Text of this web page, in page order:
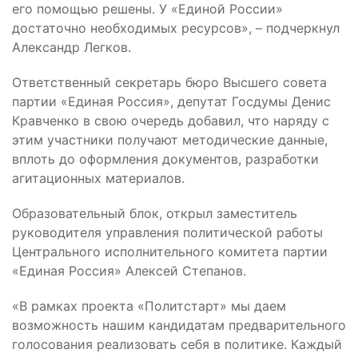
его помощью решены. У «Единой России»
достаточно необходимых ресурсов», – подчеркнул
Александр Легков.
Ответственный секретарь бюро Высшего совета
партии «Единая Россия», депутат Госдумы Денис
Кравченко в свою очередь добавил, что наряду с
этим участники получают методические данные,
вплоть до оформления документов, разработки
агитационных материалов.
Образовательный блок, открыл заместитель
руководителя управления политической работы
Центрального исполнительного комитета партии
«Единая Россия» Алексей Степанов.
«В рамках проекта «Политстарт» мы даем
возможность нашим кандидатам предварительного
голосования реализовать себя в политике. Каждый